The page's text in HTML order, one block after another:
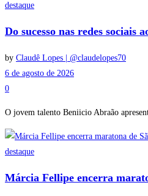
destaque
Do sucesso nas redes sociais
by Claudê Lopes | @claudelopes70
6 de agosto de 2026
0
O jovem talento Beniicio Abraão
destaque
Márcia Fellipe encerra